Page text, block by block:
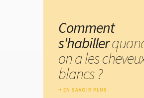
Comment
s'habiller
on a les
blancs ?
EN SAVOIR PLUS